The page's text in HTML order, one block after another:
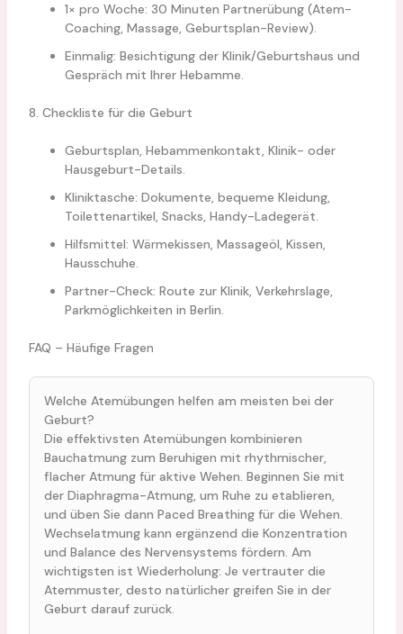
1× pro Woche: 30 Minuten Partnerübung (Atem-
Coaching, Massage, Geburtsplan-Review).
Einmalig: Besichtigung der Klinik/Geburtshaus und
Gespräch mit Ihrer Hebamme.
8. Checkliste für die Geburt
Geburtsplan, Hebammenkontakt, Klinik- oder
Hausgeburt-Details.
Kliniktasche: Dokumente, bequeme Kleidung,
Toilettenartikel, Snacks, Handy-Ladegerät.
Hilfsmittel: Wärmekissen, Massageöl, Kissen,
Hausschuhe.
Partner-Check: Route zur Klinik, Verkehrslage,
Parkmöglichkeiten in Berlin.
FAQ – Häufige Fragen
Welche Atemübungen helfen am meisten bei der
Geburt?
Die effektivsten Atemübungen kombinieren
Bauchatmung zum Beruhigen mit rhythmischer,
flacher Atmung für aktive Wehen. Beginnen Sie mit
der Diaphragma-Atmung, um Ruhe zu etablieren,
und üben Sie dann Paced Breathing für die Wehen.
Wechselatmung kann ergänzend die Konzentration
und Balance des Nervensystems fördern. Am
wichtigsten ist Wiederholung: Je vertrauter die
Atemmuster, desto natürlicher greifen Sie in der
Geburt darauf zurück.